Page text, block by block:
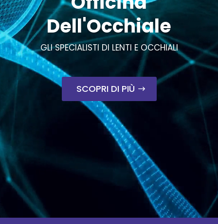
Dell'Occhiale
GLI SPECIALISTI DI LENTI E OCCHIALI
SCOPRI DI PIÙ